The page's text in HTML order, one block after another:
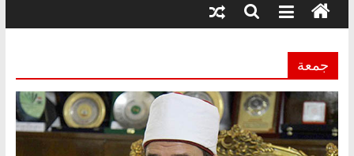
متابعة قضية الدكتور محمد زهران.. ويؤكد:
قرينة البراءة وضمانات المحاكمة العادلة
هي
جمعة